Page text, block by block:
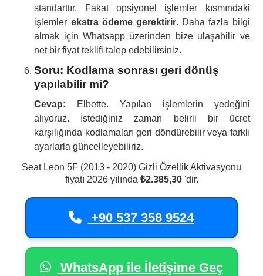
standarttır. Fakat opsiyonel işlemler kısmındaki
işlemler ekstra ödeme gerektirir. Daha fazla bilgi
almak için Whatsapp üzerinden bize ulaşabilir ve
net bir fiyat teklifi talep edebilirsiniz.
Soru: Kodlama sonrası geri dönüş
yapılabilir mi?
Cevap: Elbette. Yapılan işlemlerin yedeğini
alıyoruz. İstediğiniz zaman belirli bir ücret
karşılığında kodlamaları geri döndürebilir veya farklı
ayarlarla güncelleyebiliriz.
Seat Leon 5F (2013 - 2020) Gizli Özellik Aktivasyonu
fiyatı 2026 yılında ₺2.385,30 'dir.
+90 537 358 9524
WhatsApp ile İletişime Geç